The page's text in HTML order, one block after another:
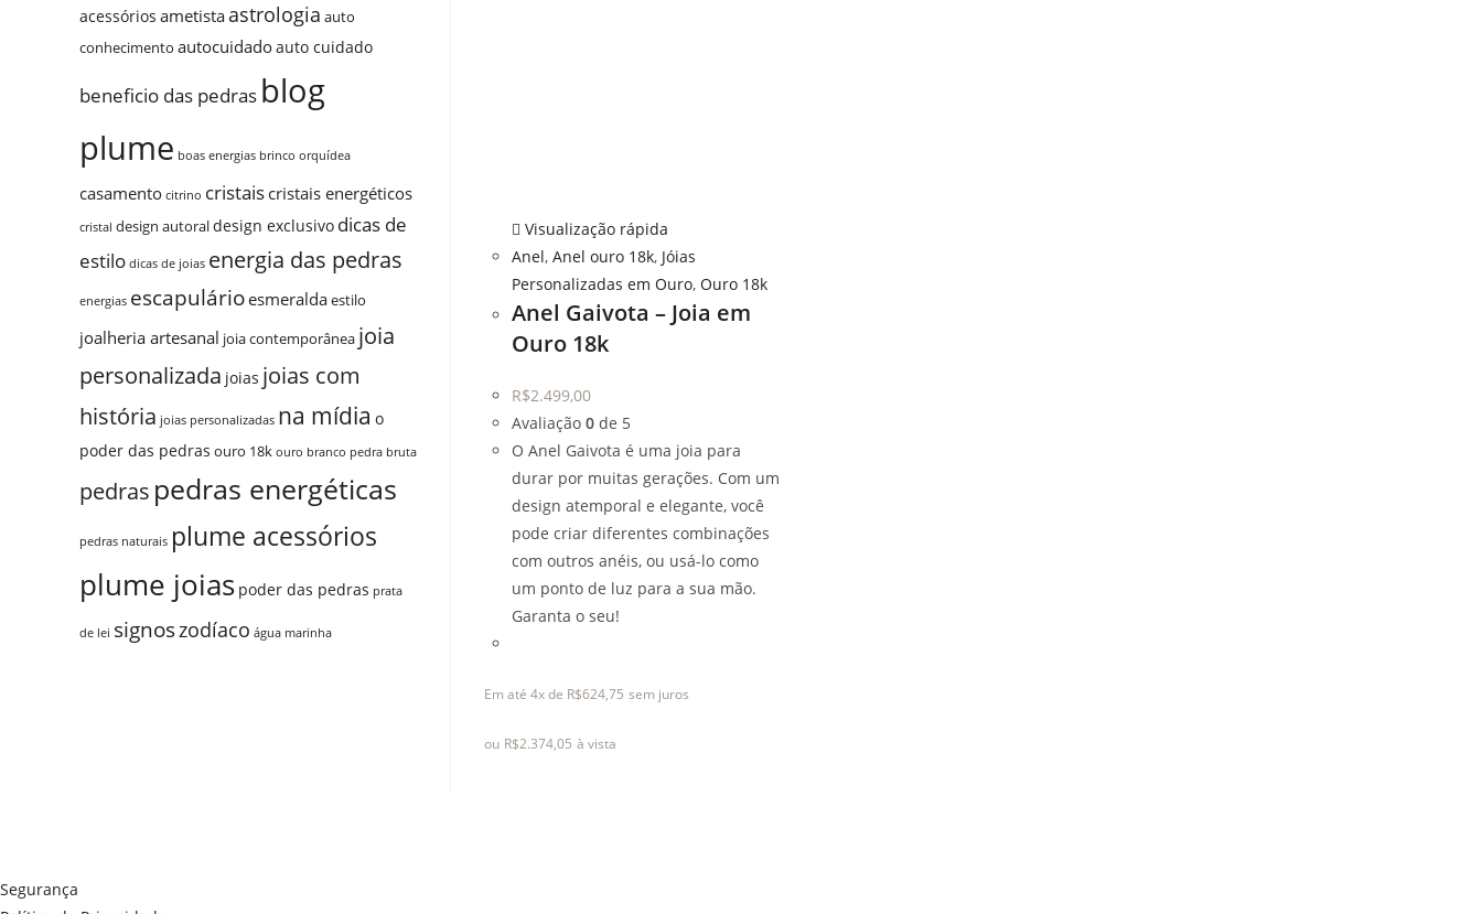
Visualização rápida
Anel, Anel ouro 18k, Jóias
Personalizadas em Ouro, Ouro 18k
Anel Gaivota – Joia em
Ouro 18k
R$2.499,00
Avaliação 0 de 5
O Anel Gaivota é uma joia para
durar por muitas gerações. Com um
design atemporal e elegante, você
pode criar diferentes combinações
com outros anéis, ou usá-lo como
um ponto de luz para a sua mão.
Garanta o seu!
Em até 4x de R$624,75 sem juros
ou R$2.374,05 à vista
acessórios ametistaastrologia auto
conhecimento autocuidadoauto cuidado
beneficio das pedras blog
plume boas energias brinco orquídea
casamento citrino cristaiscristais energéticos
cristal design autoraldesign exclusivo dicas de
estilo dicas de joias energia das pedras
energias escapulárioesmeraldaestilo
joalheria artesanal joia contemporânea joia
personalizada joias joias com
história joias personalizadas na mídia o
poder das pedras ouro 18k ouro branco pedra bruta
pedras pedras energéticas
pedras naturais plume acessórios
plume joias poder das pedras prata
de lei signoszodíaco água marinha
Segurança